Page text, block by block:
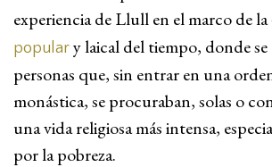
experiencia de Llull en el marco de la
popular y laical del tiempo, donde se
personas que, sin entrar en una
monástica, se procuraban, solas o
una vida religiosa más intensa,
por la pobreza.